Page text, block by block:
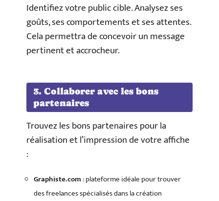
Identifiez votre public cible. Analysez ses
goûts, ses comportements et ses attentes.
Cela permettra de concevoir un message
pertinent et accrocheur.
3. Collaborer avec les bons
partenaires
Trouvez les bons partenaires pour la
réalisation et l’impression de votre affiche
:
Graphiste.com: plateforme idéale pour trouver
des freelances spécialisés dans la création